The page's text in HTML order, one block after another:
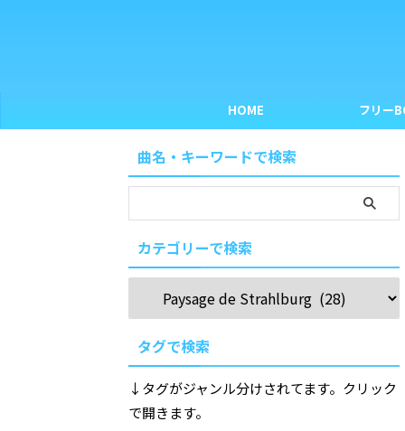
HOME フリー
曲名・キーワードで検索
カテゴリーで検索
タグで検索
↓タグがジャンル分けされてます。クリック
で開きます。